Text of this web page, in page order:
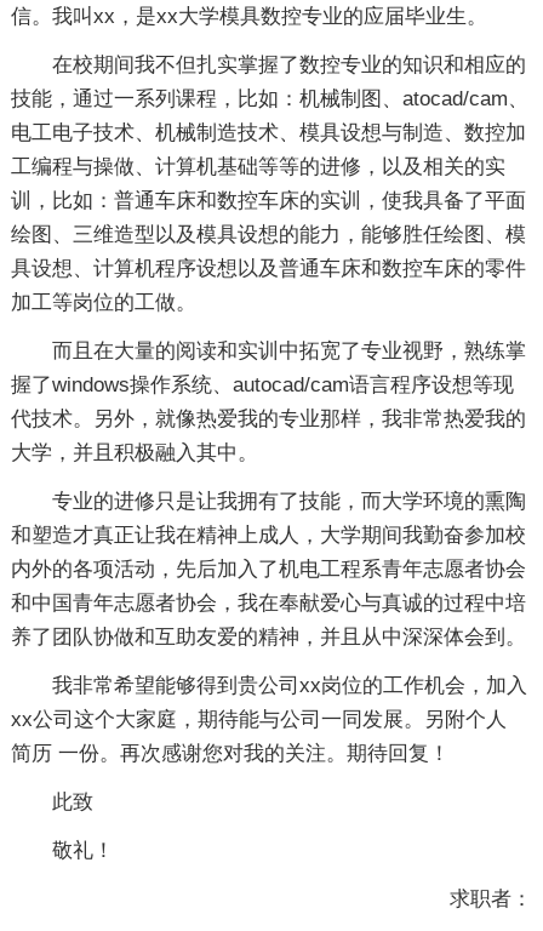
信。我叫xx，是xx大学模具数控专业的应届毕业生。
在校期间我不但扎实掌握了数控专业的知识和相应的
技能，通过一系列课程，比如：机械制图、atocad/cam、
电工电子技术、机械制造技术、模具设想与制造、数控加
工编程与操做、计算机基础等等的进修，以及相关的实
训，比如：普通车床和数控车床的实训，使我具备了平面
绘图、三维造型以及模具设想的能力，能够胜任绘图、模
具设想、计算机程序设想以及普通车床和数控车床的零件
加工等岗位的工做。
而且在大量的阅读和实训中拓宽了专业视野，熟练掌
握了windows操作系统、autocad/cam语言程序设想等现
代技术。另外，就像热爱我的专业那样，我非常热爱我的
大学，并且积极融入其中。
专业的进修只是让我拥有了技能，而大学环境的熏陶
和塑造才真正让我在精神上成人，大学期间我勤奋参加校
内外的各项活动，先后加入了机电工程系青年志愿者协会
和中国青年志愿者协会，我在奉献爱心与真诚的过程中培
养了团队协做和互助友爱的精神，并且从中深深体会到。
我非常希望能够得到贵公司xx岗位的工作机会，加入
xx公司这个大家庭，期待能与公司一同发展。另附个人
简历 一份。再次感谢您对我的关注。期待回复！
此致
敬礼！
求职者：